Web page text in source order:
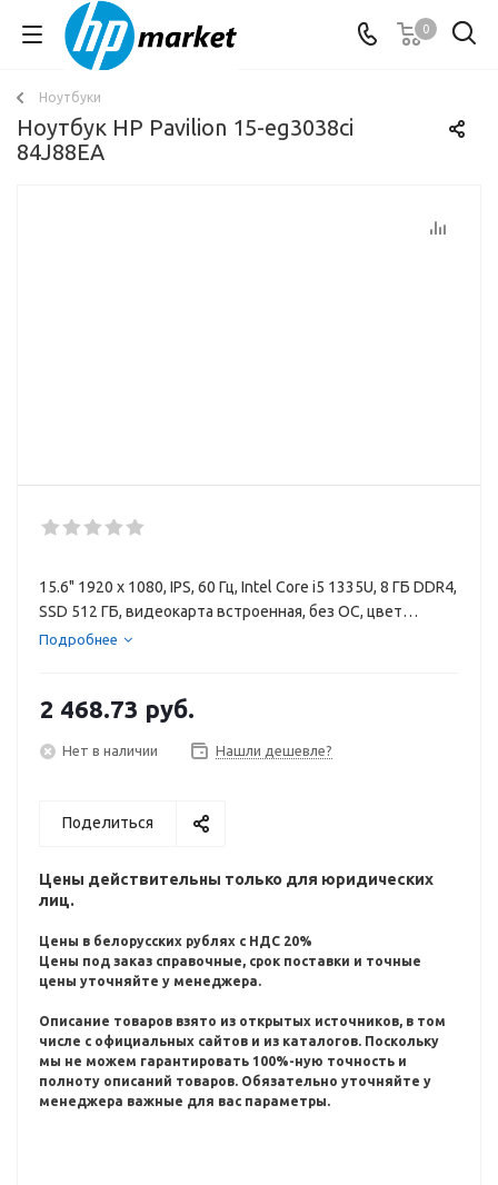
0
Ноутбуки
Ноутбук HP Pavilion 15-eg3038ci
84J88EA
15.6" 1920 x 1080, IPS, 60 Гц, Intel Core i5 1335U, 8 ГБ DDR4,
SSD 512 ГБ, видеокарта встроенная, без ОС, цвет
крышки темно-синий, аккумулятор 41 Вт·ч
Подробнее
2 468.73 руб.
Нет в наличии Нашли дешевле?
Поделиться
Цены действительны только для юридических
лиц.
Цены в белорусских рублях с НДС 20%
Цены под заказ справочные, срок поставки и точные
цены уточняйте у менеджера.
Описание товаров взято из открытых источников, в том
числе с официальных сайтов и из каталогов. Поскольку
мы не можем гарантировать 100%-ную точность и
полноту описаний товаров. Обязательно уточняйте у
менеджера важные для вас параметры.